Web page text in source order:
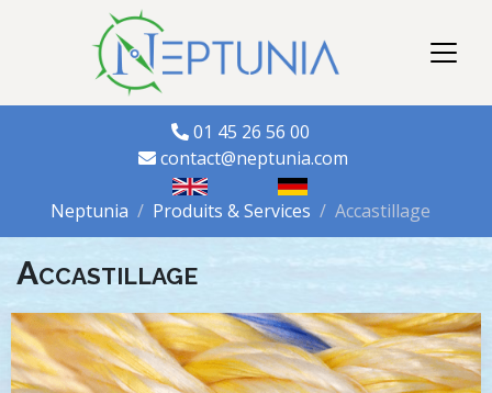
01 45 26 56 00
contact@neptunia.com
Neptunia Produits & Services Accastillage
Accastillage